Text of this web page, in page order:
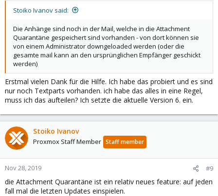
Stoiko Ivanov said:
Die Anhänge sind noch in der Mail, welche in die Attachment
Quarantäne gespeichert sind vorhanden - von dort können sie
von einem Administrator downgeloaded werden (oder die
gesamte mail kann an den ursprünglichen Empfänger geschickt
werden)
Erstmal vielen Dank für die Hilfe. Ich habe das probiert und es sind
nur noch Textparts vorhanden. ich habe das alles in eine Regel,
muss ich das aufteilen? Ich setzte die aktuelle Version 6. ein.
Stoiko Ivanov
Proxmox Staff Member Staff member
Nov 28, 2019 #9
die Attachment Quarantäne ist ein relativ neues feature: auf jeden
fall mal die letzten Updates einspielen.